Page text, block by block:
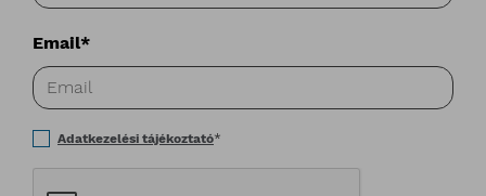
Email*
Adatkezelési tájékoztató*